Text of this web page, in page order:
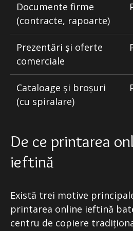
Documente firme
(contracte, rapoarte)
Prezentări și oferte
comerciale
Cataloage și broșuri
(cu spiralare)
De ce printarea
ieftină
Există trei motive
printarea online ieftină
centru de copiere